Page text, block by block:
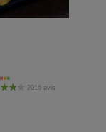
2016 avis